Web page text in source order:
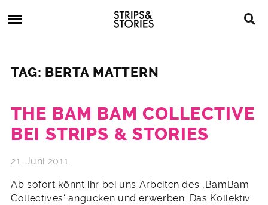
to
Strips
&
Stories
Comics,
TAG: BERTA MATTERN
THE BAM BAM COLLECTIVE
BEI STRIPS & STORIES
21. Juni 2011
Ab sofort könnt ihr bei uns Arbeiten des ‚BamBam
Collectives‘ angucken und erwerben. Das Kollektiv